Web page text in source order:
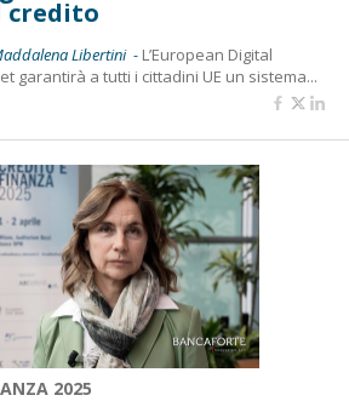
credito
Libertini - L’European Digital
garantirà a tutti i cittadini UE un sistema...
2025